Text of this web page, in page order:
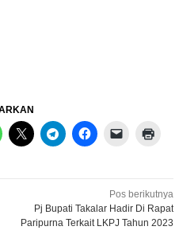
Pos berikutnya
Pj Bupati Takalar Hadir Di Rapat
Paripurna Terkait LKPJ Tahun 2023